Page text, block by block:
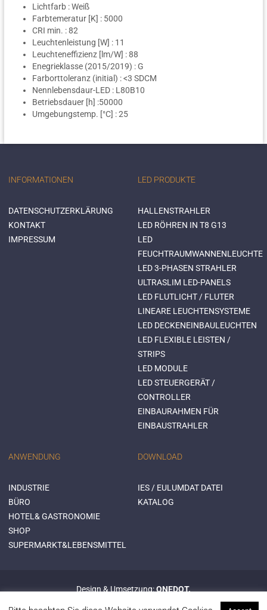
Lichtfarb : Weiß
Farbtemeratur [K] : 5000
CRI min. : 82
Leuchtenleistung [W] : 11
Leuchteneffizienz [lm/W] : 88
Enegrieklasse (2015/2019) : G
Farborttoleranz (initial) : <3 SDCM
Nennlebensdaur-LED : L80B10
Betriebsdauer [h] :50000
Umgebungstemp. [°C] : 25
INFORMATIONEN
DATENSCHUTZERKLÄRUNG
KONTAKT
IMPRESSUM
LED PRODUKTE
HALLENSTRAHLER
LED RÖHREN IN T8 G13
LED
FEUCHTRAUMWANNENLEUCHTE
LED 3-PHASEN STRAHLER
ULTRASLIM LED-PANELS
LED FLUTLICHT / FLUTER
LINEARE LEUCHTENSYSTEME
LED DECKENEINBAULEUCHTEN
LED FLEXIBLE LEISTEN /
STRIPS
LED MODULE
LED STEUERGERÄT /
CONTROLLER
EINBAURAHMEN FÜR
EINBAUSTRAHLER
ANWENDUNG
INDUSTRIE
BÜRO
HOTEL& GASTRONOMIE
SHOP
SUPERMARKT&LEBENSMITTEL
DOWNLOAD
IES / EULUMDAT DATEI
KATALOG
Design & Umsetzung:ONEDOT.